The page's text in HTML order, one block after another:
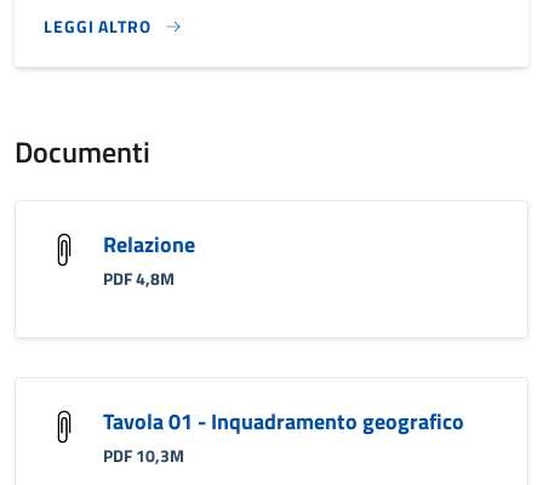
LEGGI ALTRO
}
Documenti
Relazione
PDF 4,8M
Tavola 01 - Inquadramento geografico
PDF 10,3M